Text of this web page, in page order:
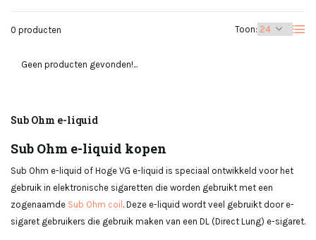
0 producten Toon:
Geen producten gevonden!...
Sub Ohm e-liquid
Sub Ohm e-liquid kopen
Sub Ohm e-liquid of Hoge VG e-liquid is speciaal ontwikkeld voor het
gebruik in elektronische sigaretten die worden gebruikt met een
zogenaamde Sub Ohm coil . Deze e-liquid wordt veel gebruikt door e-
sigaret gebruikers die gebruik maken van een DL (Direct Lung) e-sigaret.